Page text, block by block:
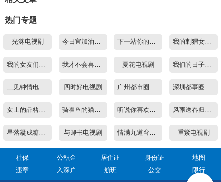
被调侃萧寒有艳遇,并告诉何冉自己是萧寒的的朋友。萧寒把伞给何
冉让他自己回去,胖子想要让何冉留下却被萧寒阻止了。何冉回去
了。晚上何冉因为想白天睡不着,二日,何冉在窗外看见了修剪花的
第2集
何冉在吃饭时,脑海里全是萧寒,想得出身,听到妈妈说吃饭还发呆。
来,可不死心韩屿硬是从阳台爬了进来,何冉看到后让他出去。可韩
韩屿,并让韩屿明天来接自己。第二日,韩屿开车来接何冉,何冉夸奖
会时,韩屿对何冉说以后跟着自己多见见世面,正当韩屿要演出时。
何冉却说自己要去上厕所,出来之后便要去小洲村,被小刘看见了逼
不得再次回到了演唱会现场。何冉在混乱的人群中逃了出来后便去
张晓丽 (丁欣禾 饰)
张亦民 (王子涵 饰)
晶晶 (金乐 饰)
李云 (任俊希 饰)
李南 (李佳奇 饰)
热门专题
光渊电视剧 今日宜加油电视剧 下一站你的世界电视剧 我的刺猬女孩2之念念不忘电视剧
我的女友们电视剧 我才不会喜欢你电视剧 夏花电视剧 我们的日子电视剧
二见钟情电视剧 四时好电视剧 广州都市圈水费 深圳都事圈水费
女士的品格电视剧 骑着鱼的猫电视剧 听说你喜欢我电视剧 风雨送春归电视剧
星落凝成糖电视剧 与卿书电视剧 情满九道弯电视剧 重紫电视剧
社保 公积金 居住证 身份证
地图
违章
入深户 航班 公交 限行